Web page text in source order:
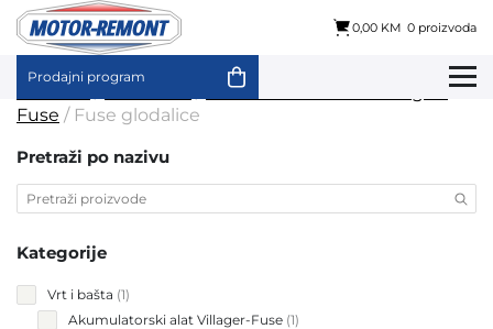
content
0,00 KM 0 proizvoda
Prodajni program
Početna Vrt i bašta
Akumulatorski alat Villager-
Fuse / Fuse glodalice
Pretraži po nazivu
Kategorije
Vrt i bašta 11
Akumulatorski alat Villager-Fuse 11